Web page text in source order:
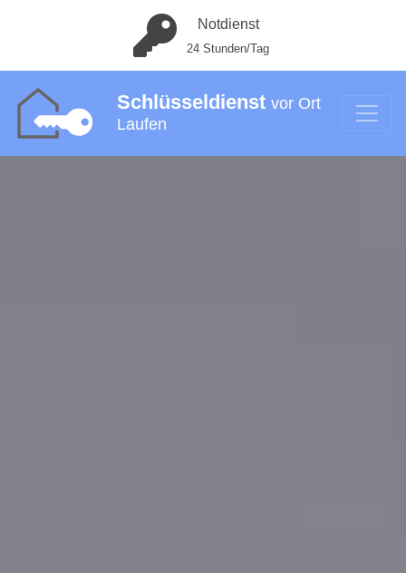
Notdienst
24 Stunden/Tag
Schlüsseldienst vor Ort
Laufen